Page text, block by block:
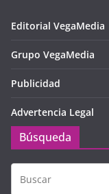
Editorial VegaMedia
Grupo VegaMedia
Publicidad
Advertencia Legal
Búsqueda